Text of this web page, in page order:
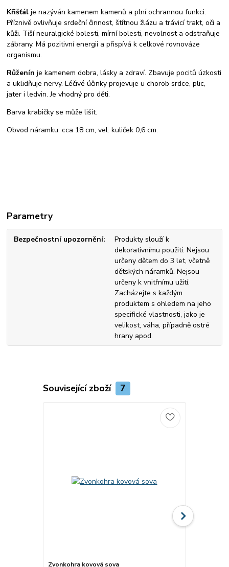
Křišťálje nazýván kamenem kamenů a plní ochrannou funkci.
Příznivě ovlivňuje srdeční činnost, štítnou žlázu a trávicí trakt, oči a
kůži. Tiší neuralgické bolesti, mírní bolesti, nevolnost a odstraňuje
zábrany. Má pozitivní energii a přispívá k celkové rovnováze
organismu.
Růženínje kamenem dobra, lásky a zdraví. Zbavuje pocitů úzkosti
a uklidňuje nervy. Léčivé účinky projevuje u chorob srdce, plic,
jater i ledvin. Je vhodný pro děti.
Barva krabičky se může lišit.
Obvod náramku: cca 18 cm, vel. kuliček 0,6 cm.
Parametry
Bezpečnostní upozornění
Produkty slouží k
dekorativnímu použití. Nejsou
určeny dětem do 3 let, včetně
dětských náramků. Nejsou
určeny k vnitřnímu užití.
Zacházejte s každým
produktem s ohledem na jeho
specifické vlastnosti, jako je
velikost, váha, případně ostré
hrany apod.
Související zboží 7
Zvonkohra kovová sova